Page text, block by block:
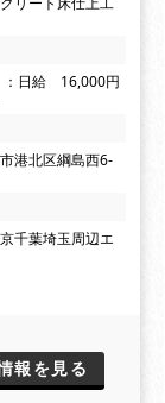
：日給 16,000円
港北区綱島西6-
千葉埼玉周辺エ
報を見る